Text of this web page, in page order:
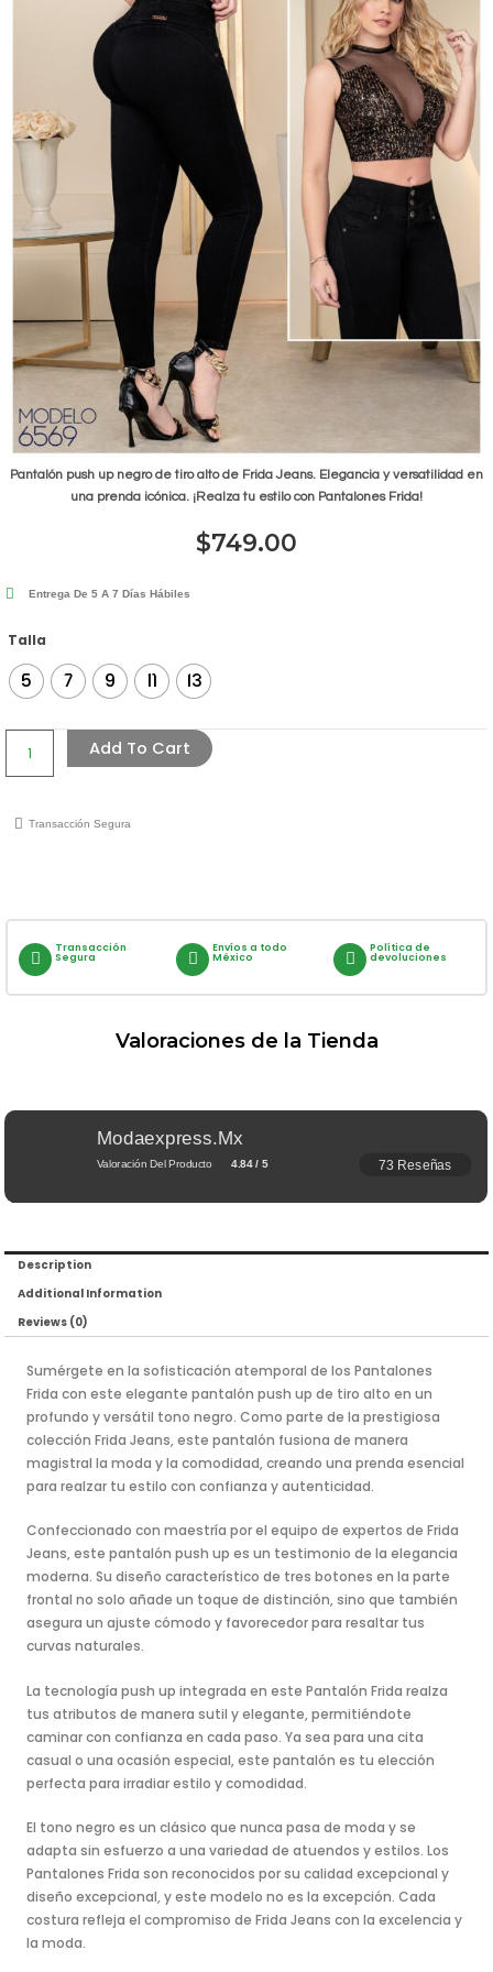
Pantalón push up negro de tiro alto de Frida Jeans. Elegancia y versatilidad en
una prenda icónica. ¡Realza tu estilo con Pantalones Frida!
$749.00
Entrega De 5 A 7 Días Hábiles
Talla
5 7 9 11 13
Pantalón
Frida
Modelo
Quantity
Add To Cart
Transacción Segura
Transacción
Segura
Envíos a todo
México
Política de
devoluciones
Description
Additional Information
Reviews (0)
Sumérgete en la sofisticación atemporal de los Pantalones
Frida con este elegante pantalón push up de tiro alto en un
profundo y versátil tono negro. Como parte de la prestigiosa
colección Frida Jeans, este pantalón fusiona de manera
magistral la moda y la comodidad, creando una prenda esencial
para realzar tu estilo con confianza y autenticidad.
Confeccionado con maestría por el equipo de expertos de Frida
Jeans, este pantalón push up es un testimonio de la elegancia
moderna. Su diseño característico de tres botones en la parte
frontal no solo añade un toque de distinción, sino que también
asegura un ajuste cómodo y favorecedor para resaltar tus
curvas naturales.
La tecnología push up integrada en este Pantalón Frida realza
tus atributos de manera sutil y elegante, permitiéndote
caminar con confianza en cada paso. Ya sea para una cita
casual o una ocasión especial, este pantalón es tu elección
perfecta para irradiar estilo y comodidad.
El tono negro es un clásico que nunca pasa de moda y se
adapta sin esfuerzo a una variedad de atuendos y estilos. Los
Pantalones Frida son reconocidos por su calidad excepcional y
diseño excepcional, y este modelo no es la excepción. Cada
costura refleja el compromiso de Frida Jeans con la excelencia y
la moda.
Valoraciones de la Tienda
Modaexpress.mx
Valoración Del Producto 4.84 / 5 73 Reseñas